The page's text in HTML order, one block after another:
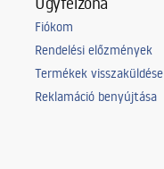
Fiókom
Rendelési előzmények
Termékek visszaküldése
Reklamáció benyújtása